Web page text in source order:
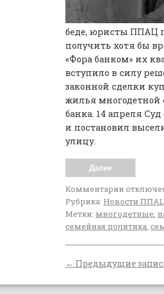
беде, юристы ППАЦ
получить хотя бы
«Фора банком» их
вступило в силу
законной сделки
жилья многодетной
банка. 14 апреля
и постановил
улицу.
Далее
Комментарии
Рубрика: Новости
Метки: многодетные,
семейная политика,
← Предыдущие